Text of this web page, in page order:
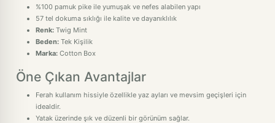
%100 pamuk pike ile yumuşak ve nefes alabilen yapı
57 tel dokuma sıklığı ile kalite ve dayanıklılık
Renk: Twig Mint
Beden: Tek Kişilik
Marka: Cotton Box
Öne Çıkan Avantajlar
Ferah kullanım hissiyle özellikle yaz ayları ve mevsim geçişleri için
idealdir.
Yatak üzerinde şık ve düzenli bir görünüm sağlar.